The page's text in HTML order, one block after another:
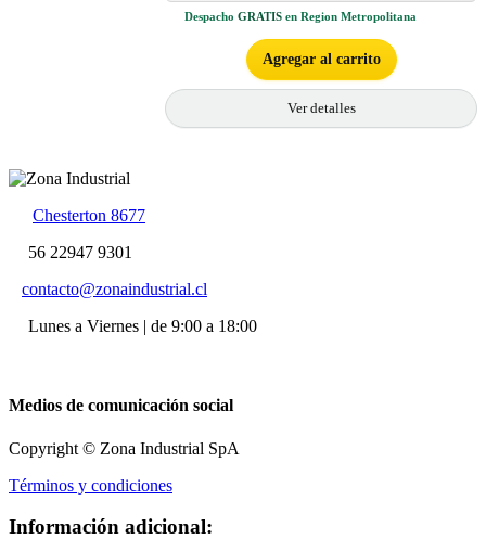
Despacho GRATIS en Region Metropolitana
Agregar al carrito
Ver detalles
Chesterton 8677
56 22947 9301
contacto@zonaindustrial.cl
Lunes a Viernes | de 9:00 a 18:00
Medios de comunicación social
Copyright © Zona Industrial SpA
Términos y condiciones
Información adicional: